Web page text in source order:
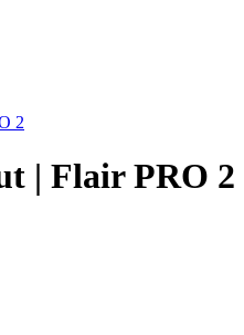
2
| Flair PRO 2